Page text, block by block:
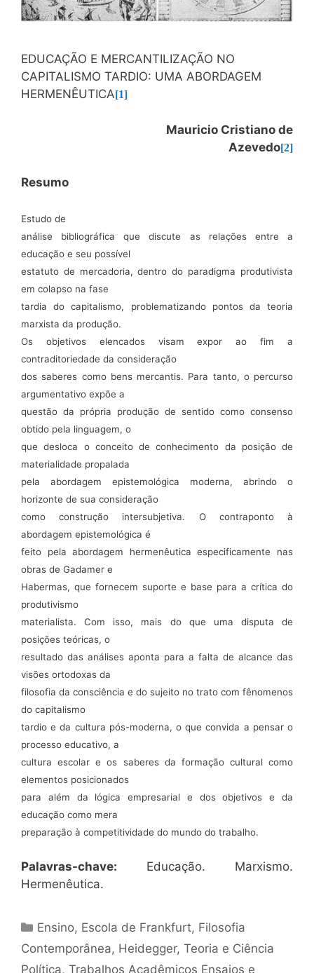
EDUCAÇÃO E MERCANTILIZAÇÃO NO
CAPITALISMO TARDIO: UMA ABORDAGEM
HERMENÊUTICA[1]
Mauricio Cristiano de
Azevedo[2]
Resumo
Estudo de
análise bibliográfica que discute as relações entre a
educação e seu possível
estatuto de mercadoria, dentro do paradigma produtivista
em colapso na fase
tardia do capitalismo, problematizando pontos da teoria
marxista da produção.
Os objetivos elencados visam expor ao fim a
contraditoriedade da consideração
dos saberes como bens mercantis. Para tanto, o percurso
argumentativo expõe a
questão da própria produção de sentido como consenso
obtido pela linguagem, o
que desloca o conceito de conhecimento da posição de
materialidade propalada
pela abordagem epistemológica moderna, abrindo o
horizonte de sua consideração
como construção intersubjetiva. O contraponto à
abordagem epistemológica é
feito pela abordagem hermenêutica especificamente nas
obras de Gadamer e
Habermas, que fornecem suporte e base para a crítica do
produtivismo
materialista. Com isso, mais do que uma disputa de
posições teóricas, o
resultado das análises aponta para a falta de alcance das
visões ortodoxas da
filosofia da consciência e do sujeito no trato com fênomenos
do capitalismo
tardio e da cultura pós-moderna, o que convida a pensar o
processo educativo, a
cultura escolar e os saberes da formação cultural como
elementos posicionados
para além da lógica empresarial e dos objetivos e da
educação como mera
preparação à competitividade do mundo do trabalho.
Palavras-chave: Educação. Marxismo.
Hermenêutica.
Categorias
Ensino, Escola de Frankfurt, Filosofia
Contemporânea, Heidegger, Teoria e Ciência
Política, Trabalhos Acadêmicos Ensaios e